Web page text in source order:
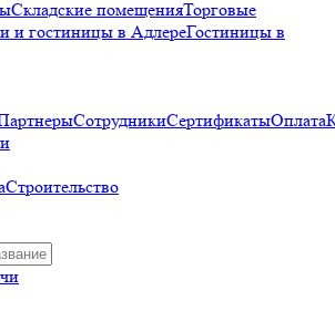
Складские помещенияТорговые
и гостиницы в АдлереГостиницы в
СотрудникиСертификатыОплата
Строительство